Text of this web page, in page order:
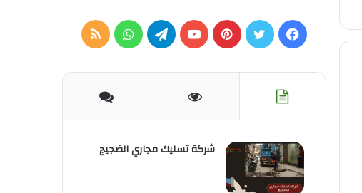
فيسبوكتويتر بينتيريستيوتيوبتيلقرامواتسابملخص
شركة تسليك مجاري الضجيج